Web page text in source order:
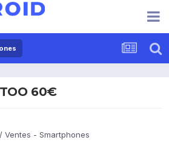
60€
Ventes - Smartphones